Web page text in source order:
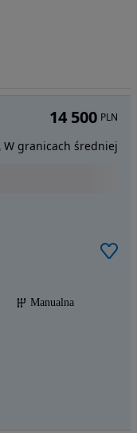
Manualna
14 500 PLN
W granicach średniej